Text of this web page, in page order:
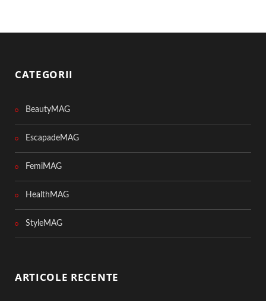
CATEGORII
BeautyMAG
EscapadeMAG
FemiMAG
HealthMAG
StyleMAG
ARTICOLE RECENTE